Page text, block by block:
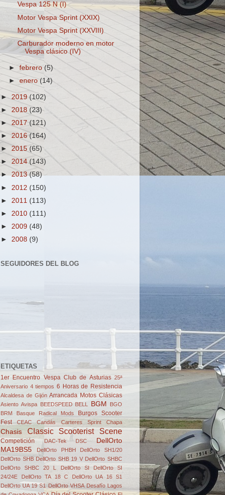
Vespa 125 N (I)
Motor Vespa Sprint (XXIX)
Motor Vespa Sprint (XXVIII)
Carburador moderno en motor
Vespa clásico (IV)
►febrero (5)
►enero (14)
► 2019 (102)
► 2018 (23)
► 2017(121)
► 2016(164)
► 2015 (65)
► 2014 (143)
►2013(58)
► 2012 (150)
► 2011 (113)
► 2010 (111)
► 2009 (48)
► 2008 (9)
SEGUIDORES DEL BLOG
ETIQUETAS
1er Encuentro Vespa Club de Asturias 25ª
Aniversario 4 tiempos 6 Horas de Resistencia
Alcaldesa de Gijón Arrancada Motos Clásicas
Asiento Avispa BEEDSPEED BELL BGM
BGO
BRM
Basque Radical Mods
Burgos Scooter
Fest
CEAC Candás Carteres Sprint Chapa
Chasis Classic Scooterist Scene
Competición DAC-Tek DSC
DellOrto
MA19BS5
DellOrto PHBH
DellOrto SH1/20
DellOrto SHB DellOrto SHB 19 V DellOrto SHBC
DellOrto SHBC 20 L
DellOrto SI
DellOrto SI
24/24E
DellOrto TA 18 C
DellOrto UA 16 S1
DellOrto UA 19 S1
DellOrto VHSA Desafío Lagos